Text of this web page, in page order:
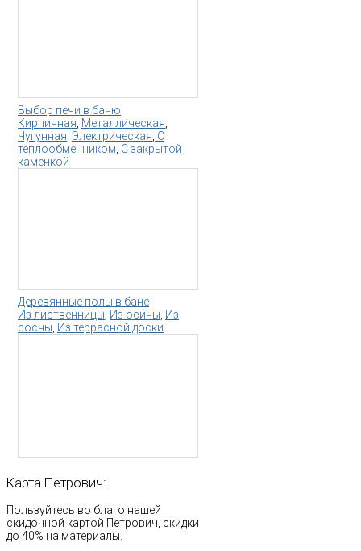
Выбор печи в баню
Кирпичная Металлическая
Чугунная Электрическая С
теплообменником С закрытой
каменкой
Деревянные полы в бане
Из лиственницы Из осины Из
сосны Из террасной доски
Карта Петрович:
Пользуйтесь во благо нашей
скидочной картой Петрович, скидки
до 40% на материалы.